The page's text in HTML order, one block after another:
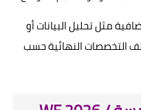
مثل تحليل البيانات أو
التخصصات النهائية حسب